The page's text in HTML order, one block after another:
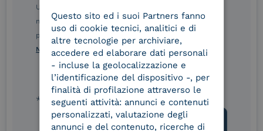
Service Provider e
Aggregatore SPID
Aggregatore CIE
Conservatore
qualificato
UNI EN ISO 37001
UNI EN ISO 9001 UNI EN ISO 27001
Ulteriori informazioni sulle procedure sono disponibili
nelle Norme di tutela della privacy INTESA. Inoltrando il
presente modulo, dichiaro di aver letto e compreso le
Norme di tutela della privacy INTESA.
* campo obbligatorio
ITALIAN
Questo sito ed i suoi Partners fanno
uso di cookie tecnici, analitici e di
altre tecnologie per archiviare,
accedere ed elaborare dati personali
- incluse la geolocalizzazione e
l’identificazione del dispositivo -, per
finalità di profilazione attraverso le
seguenti attività: annunci e contenuti
personalizzati, valutazione degli
annunci e del contenuto, ricerche di